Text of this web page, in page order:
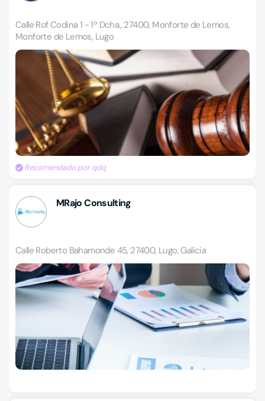
Calle Rof Codina 1 - 1º Dcha., 27400, Monforte de Lemos,
Monforte de Lemos, Lugo
Recomendado por qdq
MRajo Consulting
Calle Roberto Bahamonde 45, 27400, Lugo, Galicia